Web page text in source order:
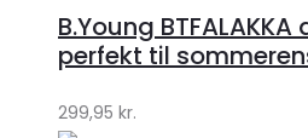
Klædeskabet.dk
B.Young
perfekt til
299,95 kr.